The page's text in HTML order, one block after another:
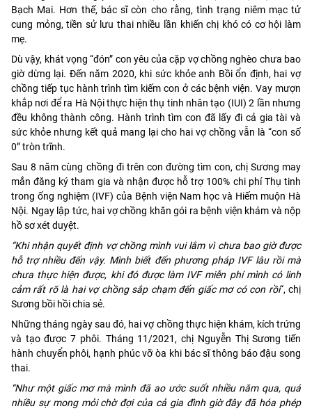
Bạch Mai. Hơn thế, bác sĩ còn cho rằng, tình trạng niêm mạc tử
cung mỏng, tiền sử lưu thai nhiều lần khiến chị khó có cơ hội làm
mẹ.
Dù vậy, khát vọng “đón” con yêu của cặp vợ chồng nghèo chưa bao
giờ dừng lại. Đến năm 2020, khi sức khỏe anh Bồi ổn định, hai vợ
chồng tiếp tục hành trình tìm kiếm con ở các bệnh viện. Vay mượn
khắp nơi để ra Hà Nội thực hiện thụ tinh nhân tạo (IUI) 2 lần nhưng
đều không thành công. Hành trình tìm con đã lấy đi cả gia tài và
sức khỏe nhưng kết quả mang lại cho hai vợ chồng vẫn là “con số
0” tròn trĩnh.
Sau 8 năm cùng chồng đi trên con đường tìm con, chị Sương may
mắn đăng ký tham gia và nhận được hỗ trợ 100% chi phí Thụ tinh
trong ống nghiệm (IVF) của Bệnh viện Nam học và Hiếm muộn Hà
Nội. Ngay lập tức, hai vợ chồng khăn gói ra bệnh viện khám và nộp
hồ sơ xét duyệt.
“Khi nhận quyết định vợ chồng mình vui lắm vì chưa bao giờ được
hỗ trợ nhiều đến vậy. Mình biết đến phương pháp IVF lâu rồi mà
chưa thực hiện được, khi đó được làm IVF miễn phí mình có linh
cảm rất rõ là hai vợ chồng sắp chạm đến giấc mơ có con rồi“, chị
Sương bồi hồi chia sẻ.
Những tháng ngày sau đó, hai vợ chồng thực hiện khám, kích trứng
và tạo được 7 phôi. Tháng 11/2021, chị Nguyễn Thị Sương tiến
hành chuyển phôi, hạnh phúc vỡ òa khi bác sĩ thông báo đậu song
thai.
“Như một giấc mơ mà mình đã ao ước suốt nhiều năm qua, quá
nhiều sự mong mỏi chờ đợi của cả gia đình giờ đây đã hóa phép